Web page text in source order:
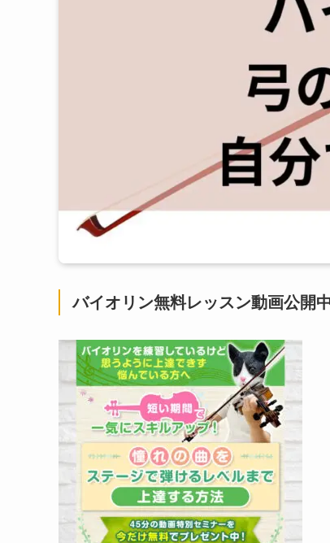
バイオリン無料レッスン動画公開中